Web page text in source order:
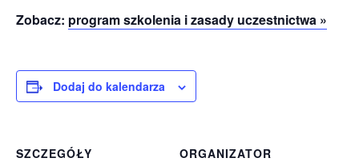
Zobacz: program szkolenia i zasady uczestnictwa »
Dodaj do kalendarza
SZCZEGÓŁY
ORGANIZATOR